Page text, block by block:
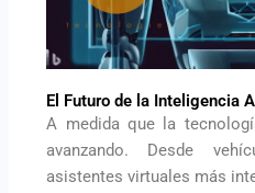
El Futuro de la Inteligencia
A medida que la
avanzando. Desde
asistentes virtuales más